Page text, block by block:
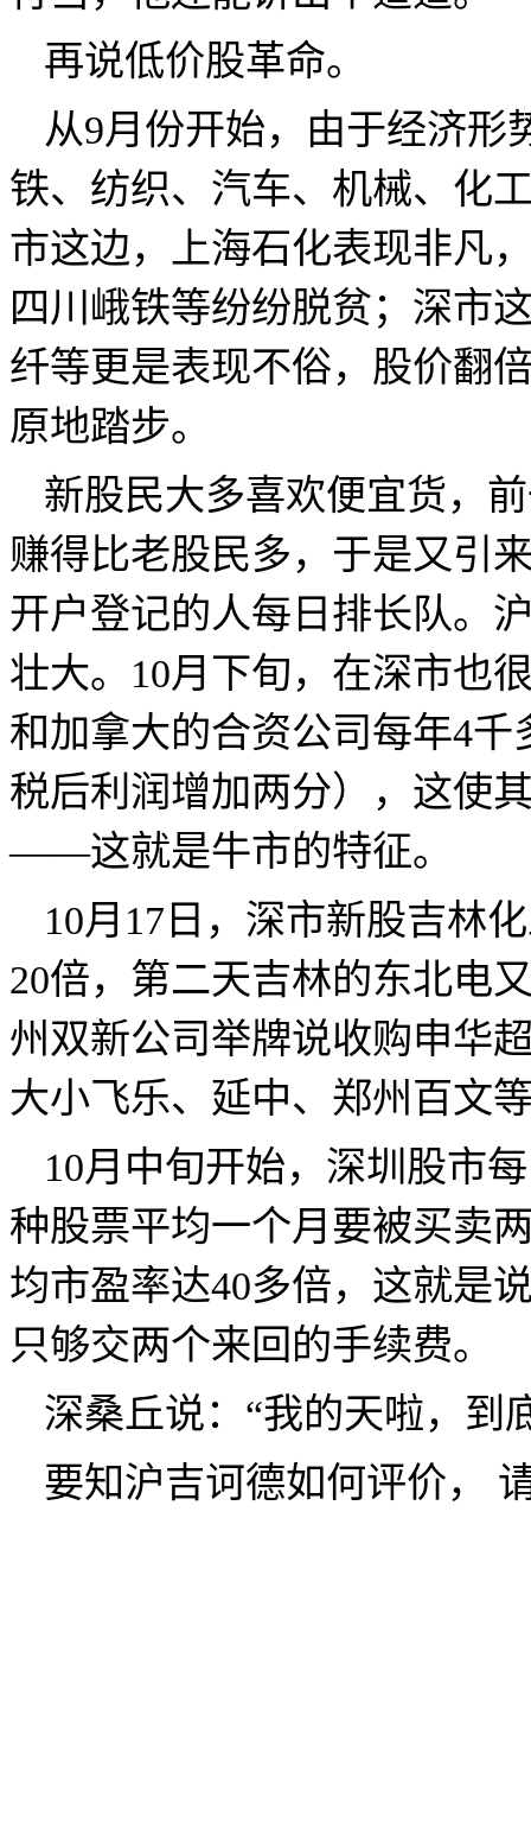
再说低价股革命。
从9月份开始，由于经济形
铁、纺织、汽车、机械、化
市这边，上海石化表现非凡
四川 峨铁等纷纷脱贫；深市
纤等更是表现不俗，股价翻
原地踏步。
新股民大多喜欢便宜货，
赚得比老股民多，于是又引
开户登记的人每日排长队。
壮大。 10月下旬，在深市也
和加拿大的合资公司每年4千
税后利润增加两分），这使
——这就是牛市的特征。
10月 17 日 ，深市新股吉林
20倍，第二天吉林的东北电
州双新公司举牌说收购申华
大小飞乐、延中、郑州百文
10月中旬开始，深圳股市
种股票平均一个月要被买卖
均市盈率达40多倍，这就是
只够交两个来回的手续费。
深桑丘说：“我的天啦，到
要知沪吉诃德如何评价，